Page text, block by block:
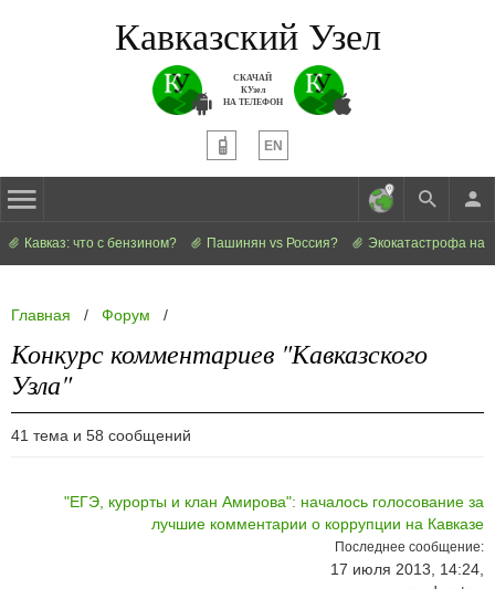
Кавказский Узел
СКАЧАЙ
КУзел
НА ТЕЛЕФОН
EN
Кавказ: что с бензином? Пашинян vs Россия? Экокатастрофа на
Главная / Форум /
Конкурс комментариев "Кавказского
Узла"
41 тема и 58 сообщений
"ЕГЭ, курорты и клан Амирова": началось голосование за
лучшие комментарии о коррупции на Кавказе
Последнее сообщение:
17 июля 2013, 14:24,